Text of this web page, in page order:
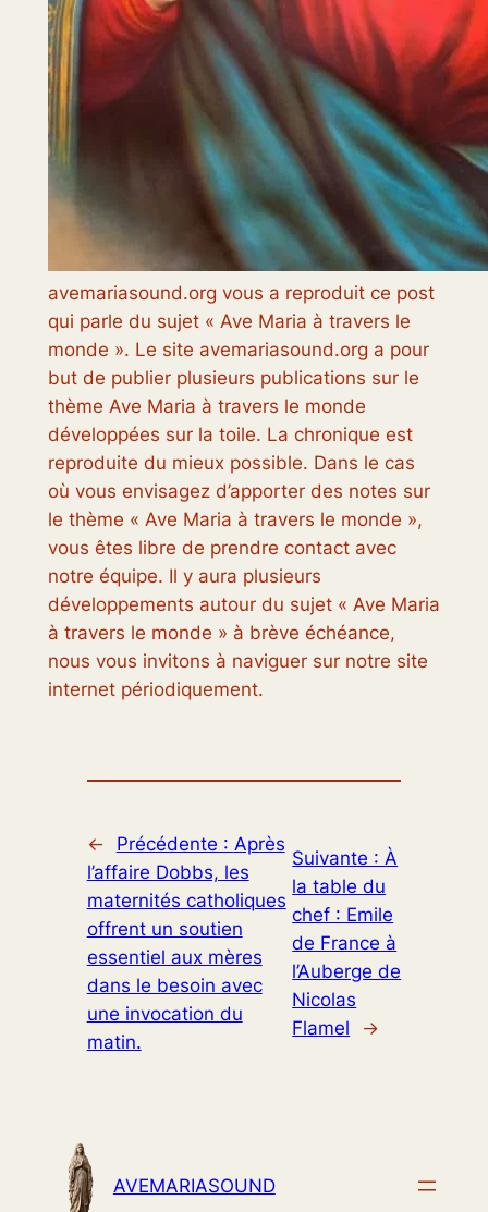
avemariasound.org vous a reproduit ce post
qui parle du sujet « Ave Maria à travers le
monde ». Le site avemariasound.org a pour
but de publier plusieurs publications sur le
thème Ave Maria à travers le monde
développées sur la toile. La chronique est
reproduite du mieux possible. Dans le cas
où vous envisagez d’apporter des notes sur
le thème « Ave Maria à travers le monde »,
vous êtes libre de prendre contact avec
notre équipe. Il y aura plusieurs
développements autour du sujet « Ave Maria
à travers le monde » à brève échéance,
nous vous invitons à naviguer sur notre site
internet périodiquement.
← Précédente : Après
l’affaire Dobbs, les
maternités catholiques
offrent un soutien
essentiel aux mères
dans le besoin avec
une invocation du
matin.
Suivante :À
la table du
chef : Emile
de France à
l’Auberge de
Nicolas
Flamel
→
AVEMARIASOUND